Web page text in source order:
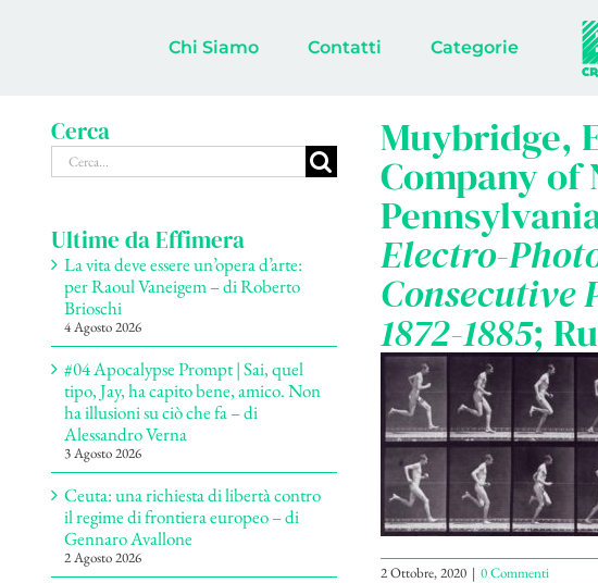
Chi Siamo Contatti Categorie
Muybridge,
Company of
Electro-
Consecutive
1872-1885;
2 Ottobre, 2020 | 0 Commenti
Cerca
Cerca
per:
Ultime da Effimera
La vita deve essere un’opera d’arte:
per Raoul Vaneigem – di Roberto
Brioschi
4 Agosto 2026
#04 Apocalypse Prompt | Sai, quel
tipo, Jay, ha capito bene, amico. Non
ha illusioni su ciò che fa – di
Alessandro Verna
3 Agosto 2026
Ceuta: una richiesta di libertà contro
il regime di frontiera europeo – di
Gennaro Avallone
2 Agosto 2026